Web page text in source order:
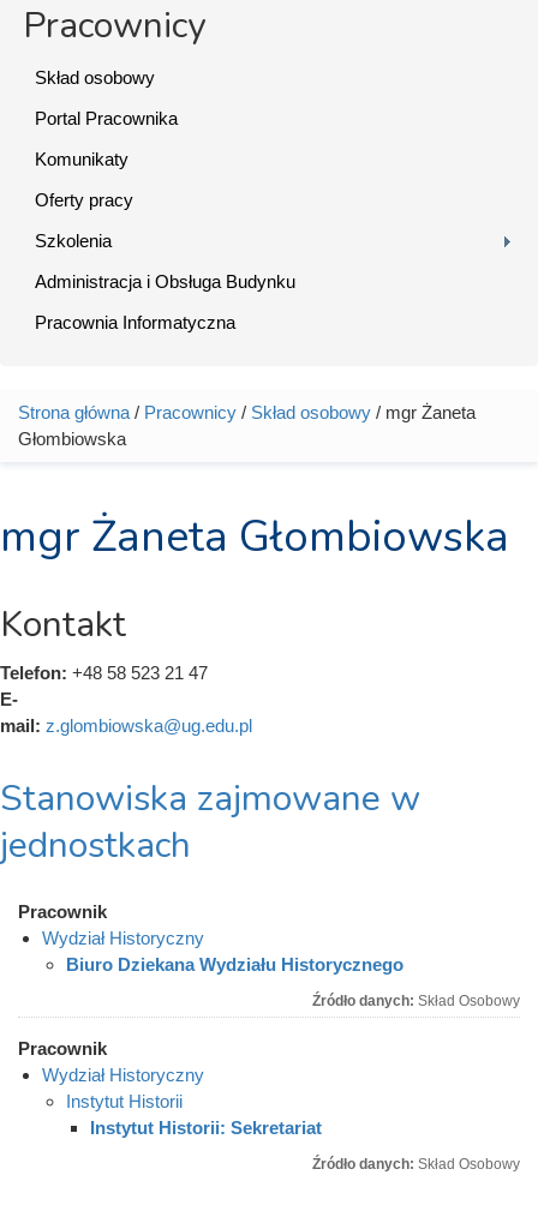
Pracownicy
Skład osobowy
Portal Pracownika
Komunikaty
Oferty pracy
Szkolenia
Administracja i Obsługa Budynku
Pracownia Informatyczna
Jesteś tutaj
Strona główna / Pracownicy / Skład osobowy / mgr Żaneta
Głombiowska
mgr Żaneta Głombiowska
Kontakt
Telefon: +48 58 523 21 47
E-
mail: z.glombiowska@ug.edu.pl
Stanowiska zajmowane w
jednostkach
Pracownik
Wydział Historyczny
Biuro Dziekana Wydziału Historycznego
Źródło danych: Skład Osobowy
Pracownik
Wydział Historyczny
Instytut Historii
Instytut Historii: Sekretariat
Źródło danych: Skład Osobowy